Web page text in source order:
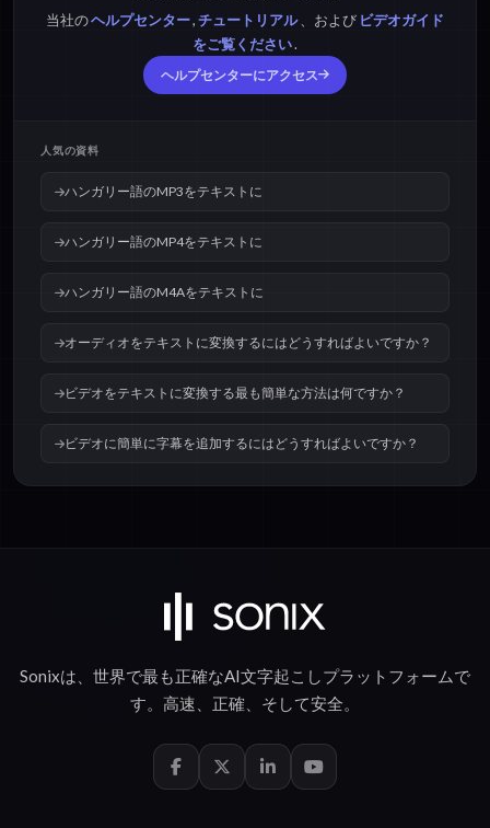
ハンガリー語のM4Aを
ハンガリー語のOPUSを
当社のヘルプセンター,チュートリアル、および ビデオガイド
をご覧ください.
ヘルプセンターにアクセス
人気の資料
ハンガリー語のMP3をテキストに
ハンガリー語のMP4をテキストに
ハンガリー語のM4Aをテキストに
オーディオをテキストに変換するにはどうすればよいですか？
ビデオをテキストに変換する最も簡単な方法は何ですか？
ビデオに簡単に字幕を追加するにはどうすればよいですか？
Sonixは、世界で最も正確なAI文字起こしプラットフォームで
す。 高速 正確 、そして安全。